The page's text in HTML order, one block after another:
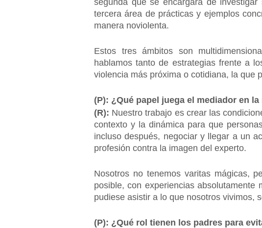
segunda que se encargará de
tercera área de prácticas y ejemplos
manera noviolenta.
Estos tres ámbitos son
hablamos tanto de estrategias frente a
violencia más próxima o cotidiana, la que
(P): ¿Qué papel juega el mediador en
(R): Nuestro trabajo es crear las
contexto y la dinámica para que
incluso después, negociar y llegar a un
profesión contra la imagen del experto.
Nosotros no tenemos varitas mágicas,
posible, con experiencias
pudiese asistir a lo que nosotros vivimos,
(P): ¿Qué rol tienen los padres para